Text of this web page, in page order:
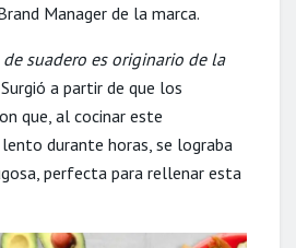
Manager de la marca.
suadero es originario de la
a partir de que los
que, al cocinar este
durante horas, se lograba
perfecta para rellenar esta